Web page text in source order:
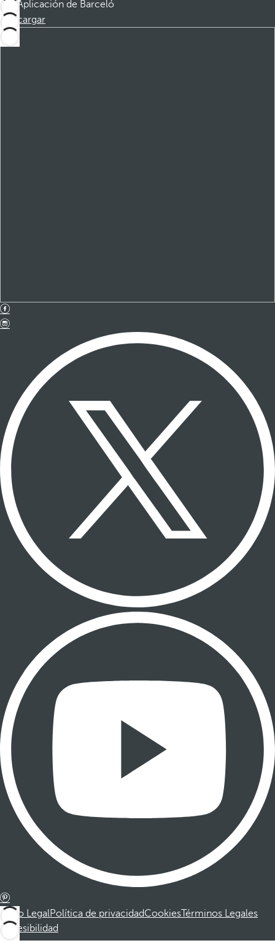
Aplicación de Barceló
Descargar
Aviso LegalPolítica de privacidadCookiesTérminos Legales
Accesibilidad